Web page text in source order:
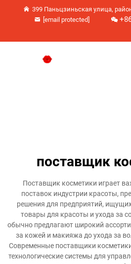
399 Паньцзиньская улица,
[email protected]
поставщик
Поставщик косметики играет
поставок индустрии красоты,
решения для предприятий,
товары для красоты и ухода за
обычно предлагают широкий
за кожей и макияжа до ухода за
Современные поставщики
технологические системы для